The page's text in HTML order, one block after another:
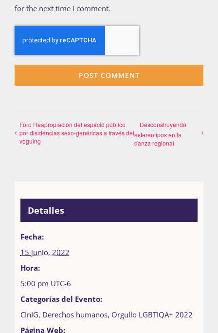
for the next time I comment.
Foro Reapropiación del espacio público
por disidencias sexo-genéricas a través del
voguing
Desconstruyendo
estereotipos en la
danza regional
Detalles
Fecha:
15 junio, 2022
Hora:
5:00 pm UTC-6
Categorías del Evento:
CInIG, Derechos humanos, Orgullo LGBTIQA+ 2022
Página Web: